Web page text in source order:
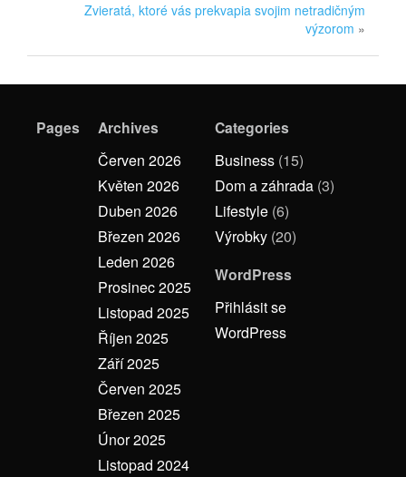
Zvieratá, ktoré vás prekvapia svojim netradičným
výzorom »
Pages
Archives
Červen 2026
Květen 2026
Duben 2026
Březen 2026
Leden 2026
Prosinec 2025
Listopad 2025
Říjen 2025
Září 2025
Červen 2025
Březen 2025
Únor 2025
Listopad 2024
Categories
Business (15)
Dom a záhrada (3)
Lifestyle (6)
Výrobky (20)
WordPress
Přihlásit se
WordPress